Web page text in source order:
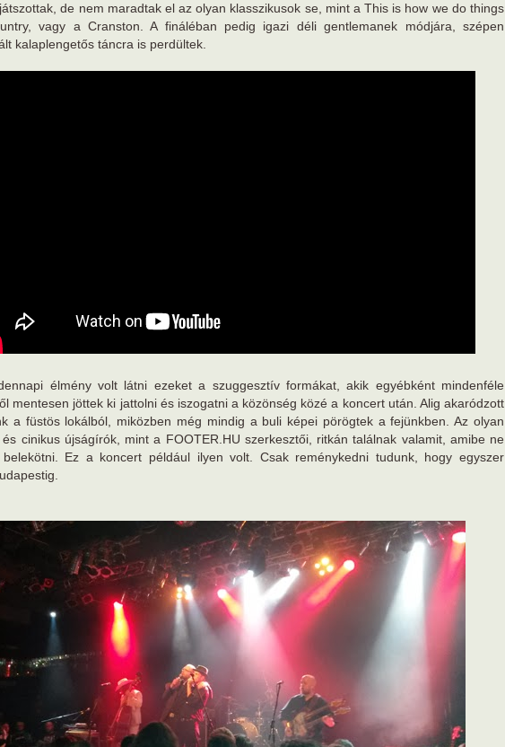
de nem maradtak el az olyan klasszikusok se, mint a This is how we do things
vagy a Cranston. A fináléban pedig igazi déli gentlemanek módjára, szépen
kalaplengetős táncra is perdültek.
élmény volt látni ezeket a szuggesztív formákat, akik egyébként mindenféle
mentesen jöttek ki jattolni és iszogatni a közönség közé a koncert után. Alig akaródzott
a füstös lokálból, miközben még mindig a buli képei pörögtek a fejünkben. Az olyan
és cinikus újságírók, mint a FOOTER.HU szerkesztői, ritkán találnak valamit, amibe ne
belekötni. Ez a koncert például ilyen volt. Csak reménykedni tudunk, hogy egyszer